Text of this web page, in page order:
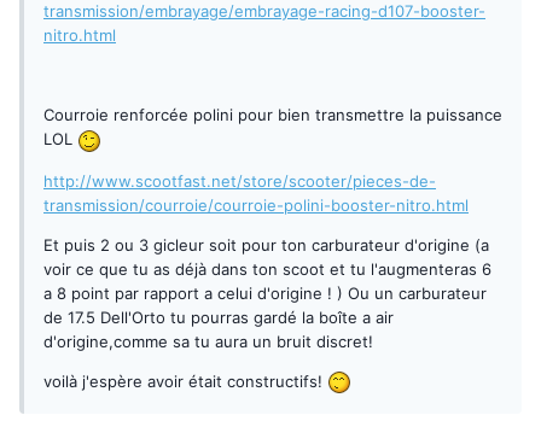
transmission/embrayage/embrayage-racing-d107-booster-
nitro.html
Courroie renforcée polini pour bien transmettre la puissance
LOL
http://www.scootfast.net/store/scooter/pieces-de-
transmission/courroie/courroie-polini-booster-nitro.html
Et puis 2 ou 3 gicleur soit pour ton carburateur d'origine (a
voir ce que tu as déjà dans ton scoot et tu l'augmenteras 6
a 8 point par rapport a celui d'origine ! ) Ou un carburateur
de 17.5 Dell'Orto tu pourras gardé la boîte a air
d'origine,comme sa tu aura un bruit discret!
voilà j'espère avoir était constructifs!